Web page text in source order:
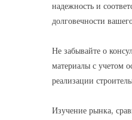
надежность и
долговечности
Не забывайте о
материалы с учетом
реализации
Изучение рынка,